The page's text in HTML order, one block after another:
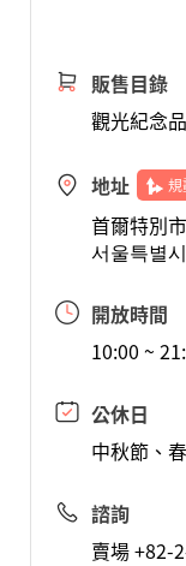
販售目錄
觀光紀念品
地址 規
首爾特別
서울특별
開放時間
10:00 ~
公休日
中秋節、
諮詢
賣場 +82-